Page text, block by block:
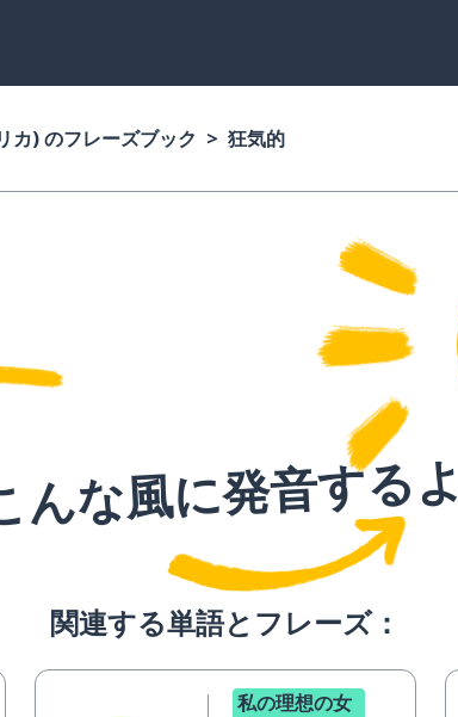
カ) のフレーズブック 狂気的
な風に発音するよ
関連する単語とフレーズ：
私の理想の女